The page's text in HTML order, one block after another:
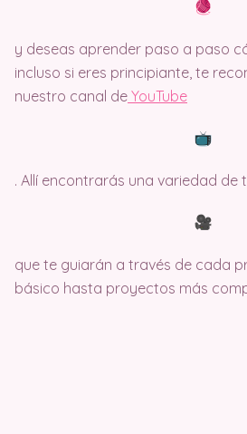
y deseas aprender paso a paso
incluso si eres principiante, te
nuestro canal de YouTube
. Allí encontrarás una variedad de
que te guiarán a través de cada
básico hasta proyectos más